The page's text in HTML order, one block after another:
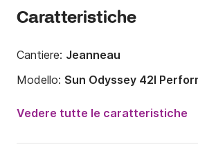
Caratteristiche
Cantiere: Jeanneau
Modello: Sun Odyssey 42I
Vedere tutte le caratteristiche